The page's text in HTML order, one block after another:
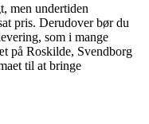
men undertiden
pris. Derudover bør du
som i mange
på Roskilde, Svendborg
til at bringe